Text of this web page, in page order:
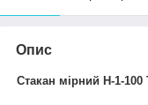
Опис
Стакан мірний Н-1-